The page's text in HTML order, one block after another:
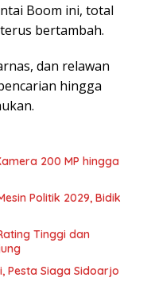
Boom ini, total
bertambah.
dan relawan
hingga
200 MP hingga
Politik 2029, Bidik
Tinggi dan
Pesta Siaga Sidoarjo